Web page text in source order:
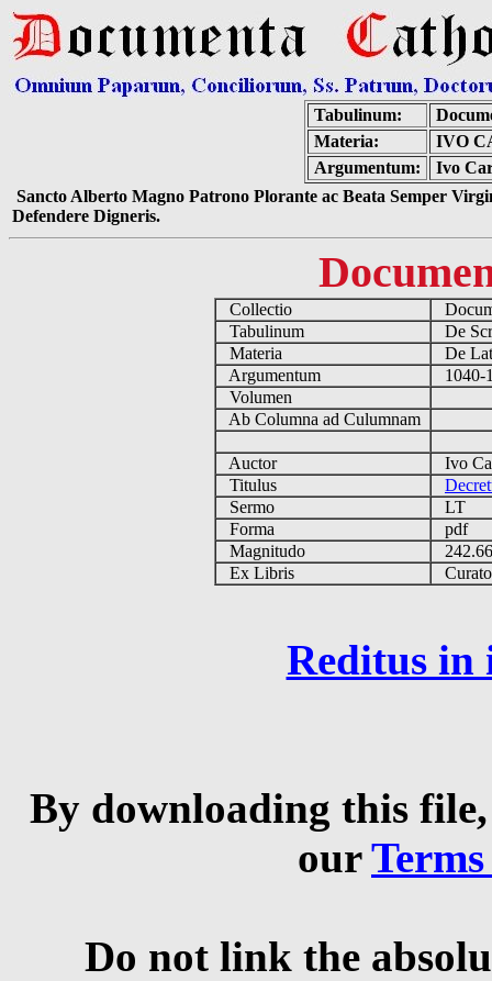
Tabulinum:
Materia:
IVO
Argumentum:
Ivo
Sancto Alberto Magno Patrono Plorante ac Beata Semper
Defendere Digneris.
Collectio
Tabulinum
De
Materia
De
Argumentum
1040-
Volumen
Ab Columna ad Culumnam
Auctor
Ivo
Titulus
Sermo
LT
Forma
pdf
Magnitudo
Ex Libris
Reditus in
By downloading this
our
Do not link the